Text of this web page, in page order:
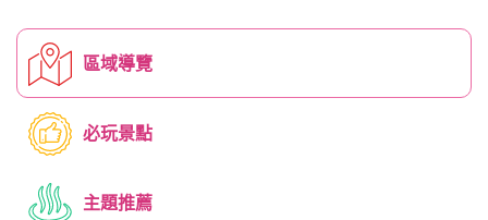
區域導覽
必玩景點
主題推薦